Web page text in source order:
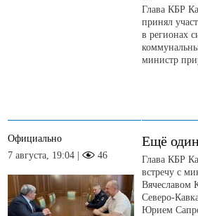
Глава КБР
принял
в регионах
министр
Официально
7 августа, 19:04 |
46
Ещё
Глава КБР
встречу с
Вячеславом
Северо-
Юрием